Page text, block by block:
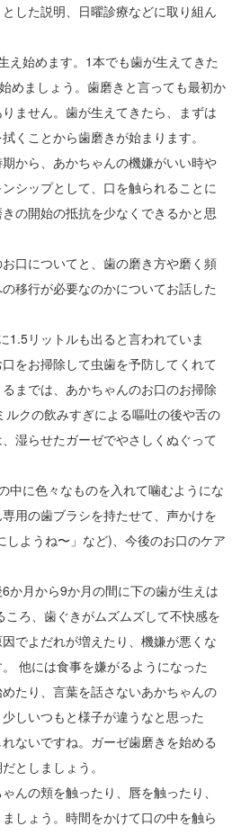
した説明、日曜診療などに取り組ん
え始めます。1本でも歯が生えてきた
めましょう。歯磨きと言っても最初か
ません。歯が生えてきたら、まずは
くことから歯磨きが始まります。
から、あかちゃんの機嫌がいい時や
シップとして、口を触られることに
の開始の抵抗を少なくできるかと思
口についてと、歯の磨き方や磨く頻
移行が必要なのかについてお話した
1.5リットルも出ると言われていま
をお掃除して虫歯を予防してくれて
までは、あかちゃんのお口のお掃除
ルクの飲みすぎによる嘔吐の後や舌の
湿らせたガーゼでやさしくぬぐって
中に色々なものを入れて噛むようにな
用の歯ブラシを持たせて、声かけを
しようね〜」など)、今後のお口のケア
か月から9か月の間に下の歯が生えは
ころ、歯ぐきがムズムズして不快感を
でよだれが増えたり、機嫌が悪くな
他には食事を嫌がるようになった
たり、言葉を話さないあかちゃんの
しいつもと様子が違うなと思った
ないですね。ガーゼ歯磨きを始める
としましょう。
んの頬を触ったり、唇を触ったり、
しょう。時間をかけて口の中を触ら